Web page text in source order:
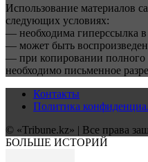
Использование материалов
следующих условиях:
— необходима гиперссылка в
— может быть
— при копировании полного
необходимо письменное
Контакты
Политика
© «Tribune.kz» | Все права
БОЛЬШЕ ИСТОРИЙ